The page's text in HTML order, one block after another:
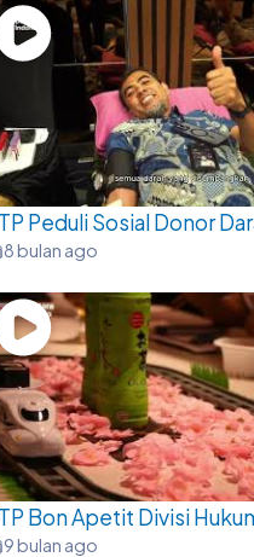
Peduli Sosial Donor
8 bulan ago
Bon Apetit Divisi
9 bulan ago